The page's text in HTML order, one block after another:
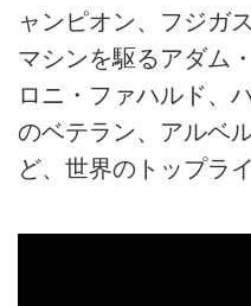
ャンピオン、フジガ
マシンを駆るアダム
ロニ・ファハルド、
のベテラン、アルベ
ど、世界のトップラ